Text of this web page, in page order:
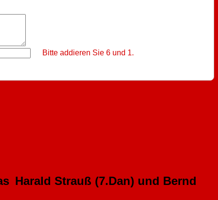
Bitte addieren Sie 6 und 1.
Harald Strauß (7.Dan) und Bernd